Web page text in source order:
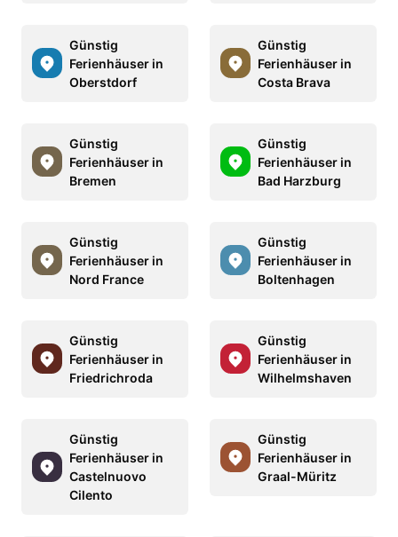
Günstig
Ferienhäuser in
Oberstdorf
Günstig
Ferienhäuser in
Costa Brava
Günstig
Ferienhäuser in
Bremen
Günstig
Ferienhäuser in
Bad Harzburg
Günstig
Ferienhäuser in
Nord France
Günstig
Ferienhäuser in
Boltenhagen
Günstig
Ferienhäuser in
Friedrichroda
Günstig
Ferienhäuser in
Wilhelmshaven
Günstig
Ferienhäuser in
Castelnuovo
Cilento
Günstig
Ferienhäuser in
Graal-Müritz